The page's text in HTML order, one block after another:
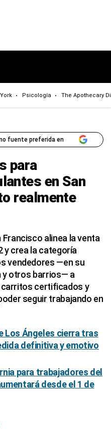
Psicología The Apothecary
fuente preferida en
para
en San
realmente
Francisco alinea la venta
y crea la categoría
vendedores —en su
y otros barrios— a
carritos certificados y
seguir trabajando en
Los Ángeles cierra tras
definitiva y emotivo
para trabajadores del
desde el 1 de